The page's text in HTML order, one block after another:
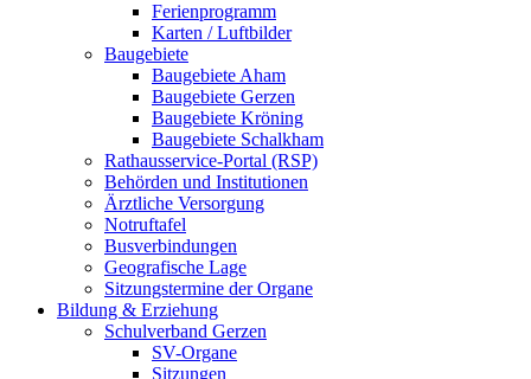
Ferienprogramm
Karten / Luftbilder
Baugebiete
Baugebiete Aham
Baugebiete Gerzen
Baugebiete Kröning
Baugebiete Schalkham
Rathausservice-Portal (RSP)
Behörden und Institutionen
Ärztliche Versorgung
Notruftafel
Busverbindungen
Geografische Lage
Sitzungstermine der Organe
Bildung & Erziehung
Schulverband Gerzen
SV-Organe
Sitzungen